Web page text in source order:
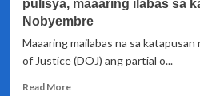
pulisya, maaaring ilabas sa
Nobyembre
Maaaring mailabas na sa
of Justice (DOJ) ang partial o...
Read MoreRead